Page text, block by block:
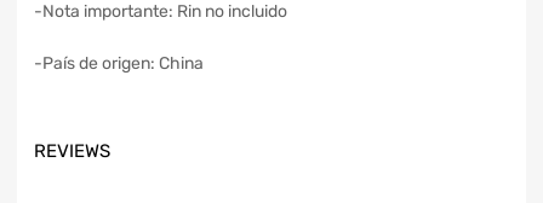
-Nota importante: Rin no incluido
-País de origen: China
REVIEWS